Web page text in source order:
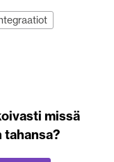
missä
tahansa?